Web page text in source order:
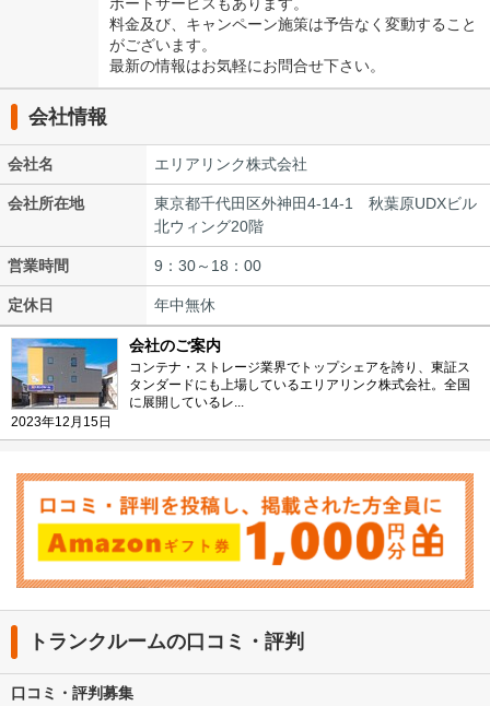
料金及び、キャンペーン施策は予告なく変動すること
がございます。
最新の情報はお気軽にお問合せ下さい。
会社情報
会社名 エリアリンク株式会社
会社所在地
東京都千代田区外神田4-14-1 秋葉原UDXビル
北ウィング20階
営業時間 9：30～18：00
定休日 年中無休
2023年12月15日
会社のご案内
コンテナ・ストレージ業界でトップシェアを誇り、東証ス
タンダードにも上場しているエリアリンク株式会社。全国
に展開しているレ...
トランクルームの口コミ・評判
口コミ・評判募集